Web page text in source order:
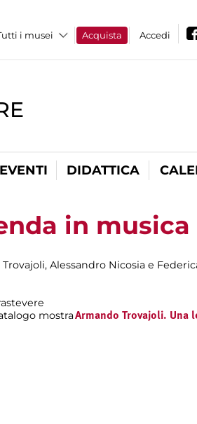
i musei Acquista Accedi
EVENTI DIDATTICA
in musica
Alessandro Nicosia e
mostraArmando Trovajoli. Una